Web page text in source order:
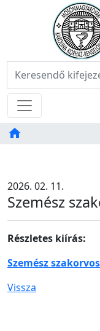
Főoldal
Keresés:
Menü
home
TAB
2026. 02. 11.
Szemész
Részletes kiírás:
Szemész
Vissza